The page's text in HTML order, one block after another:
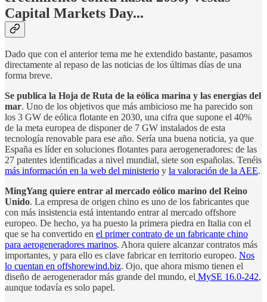
Capital Markets Day...
Dado que con el anterior tema me he extendido bastante, pasamos
directamente al repaso de las noticias de los últimas días de una
forma breve.
Se publica la Hoja de Ruta de la eólica marina y las energías del
mar. Uno de los objetivos que más ambicioso me ha parecido son
los 3 GW de eólica flotante en 2030, una cifra que supone el 40%
de la meta europea de disponer de 7 GW instalados de esta
tecnología renovable para ese año. Sería una buena noticia, ya que
España es líder en soluciones flotantes para aerogeneradores: de las
27 patentes identificadas a nivel mundial, siete son españolas. Tenéis
más información en la web del ministerio y la valoración de la AEE.
MingYang quiere entrar al mercado eólico marino del Reino
Unido. La empresa de origen chino es uno de los fabricantes que
con más insistencia está intentando entrar al mercado offshore
europeo. De hecho, ya ha puesto la primera piedra en Italia con el
que se ha convertido en el primer contrato de un fabricante chino
para aerogeneradores marinos. Ahora quiere alcanzar contratos más
importantes, y para ello es clave fabricar en territorio europeo. Nos
lo cuentan en offshorewind.biz. Ojo, que ahora mismo tienen el
diseño de aerogenerador más grande del mundo, el MySE 16.0-242,
aunque todavía es solo papel.